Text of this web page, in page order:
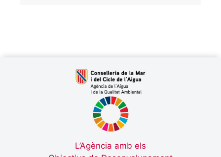
L’Agència amb els